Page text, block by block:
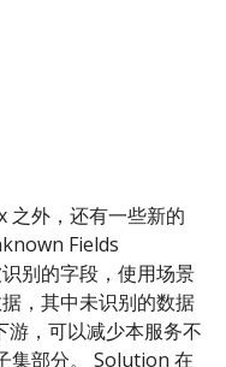
之外，还有一些新的
Fields
别的字段，使用场景
，其中未识别的数据
，可以减少本服务不
集部分。 Solution 在